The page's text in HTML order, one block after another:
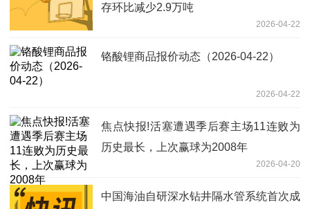
存环比减少2.9万吨
2026-04-22
铬酸锂商品报价动态（2026-04-22）
2026-04-22
焦点快报!活塞遭遇季后赛主场11连败为
历史最长，上次赢球为2008年
2026-04-20
中国海油自研深水钻井隔水管系统首次成